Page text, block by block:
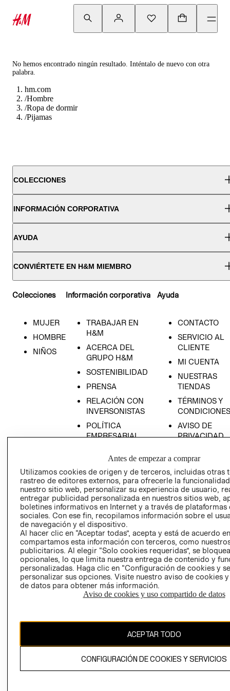
No hemos encontrado ningún resultado. Inténtalo de nuevo con otra
palabra.
hm.com
/Hombre
/Ropa de dormir
/Pijamas
COLECCIONES
INFORMACIÓN CORPORATIVA
AYUDA
CONVIÉRTETE EN H&M MIEMBRO
Colecciones
MUJER
HOMBRE
NIÑOS
Información corporativa
TRABAJAR EN
H&M
ACERCA DEL
GRUPO H&M
SOSTENIBILIDAD
PRENSA
RELACIÓN CON
INVERSONISTAS
POLÍTICA
EMPRESARIAL
Ayuda
CONTACTO
SERVICIO AL
CLIENTE
MI CUENTA
NUESTRAS
TIENDAS
TÉRMINOS Y
CONDICIONES
AVISO DE
PRIVACIDAD
AVISO DE
COOKIES
LIBRO DE
Ecuador ($)
CAMBIAR REGIÓN
El contenido de esta página web está protegido por copyright y es
propiedad de H&M Hennes & Mauritz AB.
Antes de empezar a comprar
Utilizamos cookies de origen y de terceros, incluidas otras
rastreo de editores externos, para ofrecerle la
nuestro sitio web, personalizar su experiencia de usuario,
entregar publicidad personalizada en nuestros sitios web,
boletines informativos en Internet y a través de plataformas
sociales. Con ese fin, recopilamos información sobre el
de navegación y el dispositivo.
Al hacer clic en “Aceptar todas”, acepta y está de acuerdo
compartamos esta información con terceros, como
publicitarios. Al elegir “Solo cookies requeridas”, se
opcionales, lo que limita nuestra entrega de contenido y
personalizadas. Haga clic en “Configuración de cookies y
personalizar sus opciones. Visite nuestro aviso de cookies
de datos para obtener más información.
Aviso de cookies y uso compartido de datos
ACEPTAR TODO
CONFIGURACIÓN DE COOKIES Y SERVICIOS